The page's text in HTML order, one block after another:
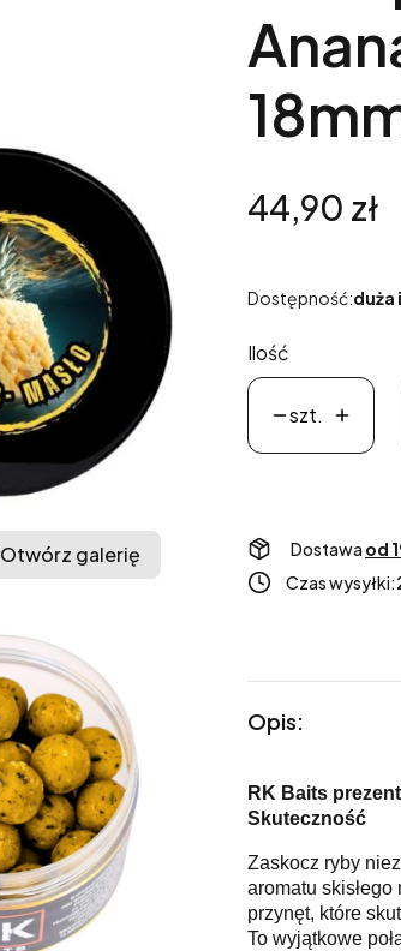
Otwórz galerię
Cena
44,90 zł
Dostępność:duża
Ilość
szt.
Dostawa od
Czas wysyłki:
Opis:
RK Baits
Skuteczność
Zaskocz ryby
aromatu
przynęt, które
To wyjątkowe